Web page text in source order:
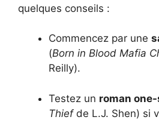
quelques conseils :
Commencez par une
(Born in Blood Mafia
Reilly).
Testez un roman
Thiefde L.J. Shen) si